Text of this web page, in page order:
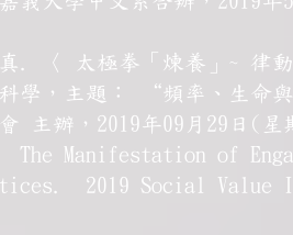
. 〈 太極拳「煉養」~ 律
科學，主題： “頻率、生
主辦，2019年09月29日(
The Manifestation of
2019 Social Value